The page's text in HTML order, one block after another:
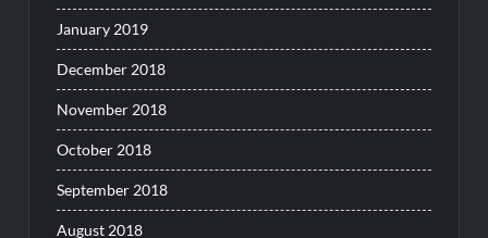
January 2019
December 2018
November 2018
October 2018
September 2018
August 2018